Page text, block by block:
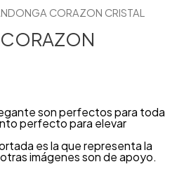
CORAZON CRISTAL
son perfectos para toda
perfecto para elevar
es la que representa la
imágenes son de apoyo.